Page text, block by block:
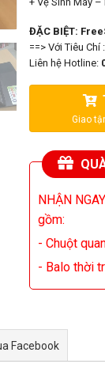
ĐẶC BIỆT:
==> Với Tiêu Chí :
Liên hệ Hotline:
NHẬN
gồm:
- Chuột
- Balo thời
Facebook